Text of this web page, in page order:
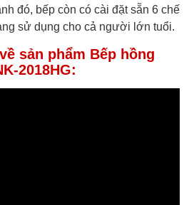
đó, bếp còn có cài đặt sẵn 6 chế
sử dụng cho cả người lớn tuổi.
sản phẩm Bếp hồng
2018HG: